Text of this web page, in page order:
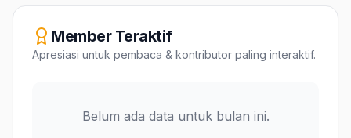
Member Teraktif
Apresiasi untuk pembaca & kontributor paling interaktif.
Belum ada data untuk bulan ini.